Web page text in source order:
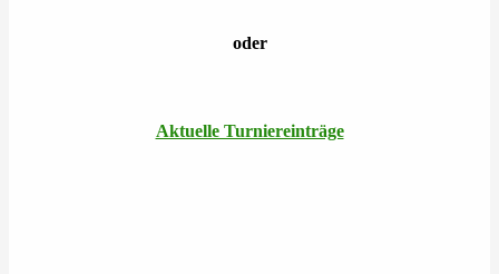
oder
Aktuelle Turniereinträge